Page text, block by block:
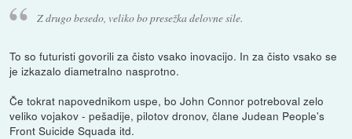
Z drugo besedo, veliko bo presežka delovne sile.
To so futuristi govorili za čisto vsako inovacijo. In za čisto vsako se
je izkazalo diametralno nasprotno.
Če tokrat napovednikom uspe, bo John Connor potreboval zelo
veliko vojakov - pešadije, pilotov dronov, člane Judean People's
Front Suicide Squada itd.